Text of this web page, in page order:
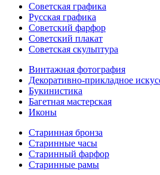
Советская графика
Русская графика
Советский фарфор
Советский плакат
Советская скульптура
Винтажная фотография
Декоративно-прикладное
Букинистика
Багетная мастерская
Иконы
Старинная бронза
Старинные часы
Старинный фарфор
Старинные рамы